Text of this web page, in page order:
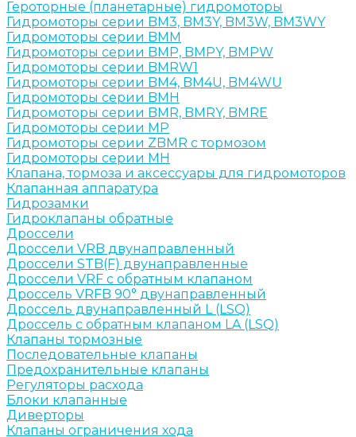
Героторные (планетарные) гидромоторы
Гидромоторы серии BM3, BM3Y, BM3W, BM3WY
Гидромоторы серии BMM
Гидромоторы серии BMP, BMPY, BMPW
Гидромоторы серии BMRW1
Гидромоторы серии BМ4, BM4U, BМ4WU
Гидромоторы серии BМH
Гидромоторы серии BМR, BMRY, BМRE
Гидромоторы серии MP
Гидромоторы серии ZBMR с тормозом
Гидромоторы серии МH
Клапана, тормоза и аксессуары для гидромоторов
Клапанная аппаратура
Гидрозамки
Гидроклапаны обратные
Дроссели
Дроссели VRB двунаправленный
Дроссели STB(F) двунаправленные
Дроссели VRF с обратным клапаном
Дроссель VRFB 90° двунаправленный
Дроссель двунаправленный L (LSQ)
Дроссель с обратным клапаном LA (LSQ)
Клапаны тормозные
Последовательные клапаны
Предохранительные клапаны
Регуляторы расхода
Блоки клапанные
Диверторы
Клапаны ограничения хода